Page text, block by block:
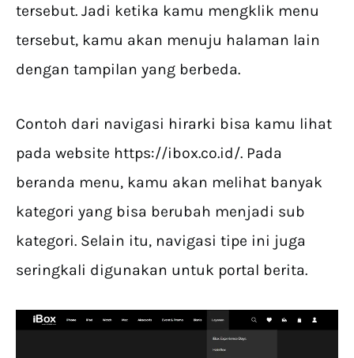
tersebut. Jadi ketika kamu mengklik menu
tersebut, kamu akan menuju halaman lain
dengan tampilan yang berbeda.
Contoh dari navigasi hirarki bisa kamu lihat
pada website https://ibox.co.id/. Pada
beranda menu, kamu akan melihat banyak
kategori yang bisa berubah menjadi sub
kategori. Selain itu, navigasi tipe ini juga
seringkali digunakan untuk portal berita.